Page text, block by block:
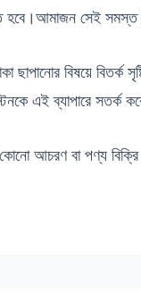
হবে।আমাজন সেই সমস্ত
ছাপানোর বিষয়ে
এই ব্যাপারে সতর্ক
আচরণ বা পণ্য